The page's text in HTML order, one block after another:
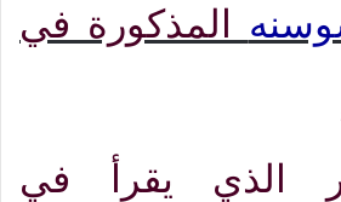
المذكورة في
الذي يقرأ في